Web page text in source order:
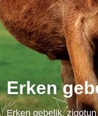
Erken
Erken gebelik,